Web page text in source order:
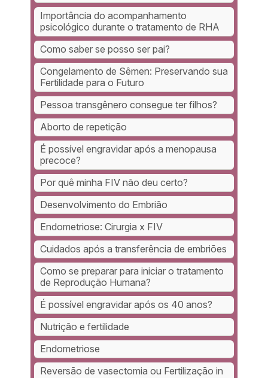
Importância do acompanhamento
psicológico durante o tratamento de RHA
Como saber se posso ser pai?
Congelamento de Sêmen: Preservando sua
Fertilidade para o Futuro
Pessoa transgênero consegue ter filhos?
Aborto de repetição
É possível engravidar após a menopausa
precoce?
Por quê minha FIV não deu certo?
Desenvolvimento do Embrião
Endometriose: Cirurgia x FIV
Cuidados após a transferência de embriões
Como se preparar para iniciar o tratamento
de Reprodução Humana?
É possível engravidar após os 40 anos?
Nutrição e fertilidade
Endometriose
Reversão de vasectomia ou Fertilização in